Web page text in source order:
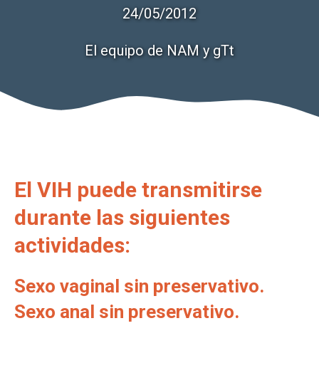
24/05/2012
El equipo de NAM y gTt
El VIH puede transmitirse
durante las siguientes
actividades:
Sexo vaginal sin preservativo.
Sexo anal sin preservativo.